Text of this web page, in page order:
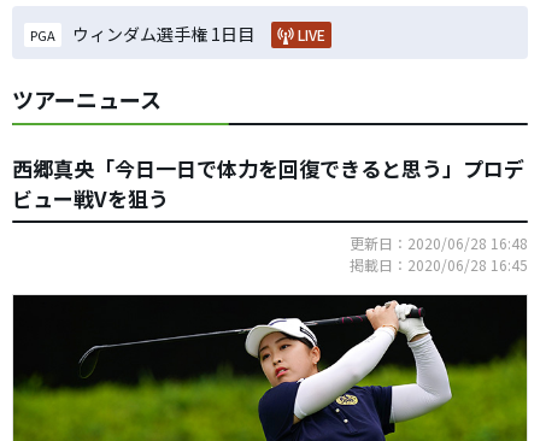
PGA ウィンダム選手権 1日目 LIVE
ツアーニュース
西郷真央「今日一日で体力を回復できると思う」プロデ
ビュー戦Vを狙う
更新日：2020/06/28 16:48
掲載日：2020/06/28 16:45